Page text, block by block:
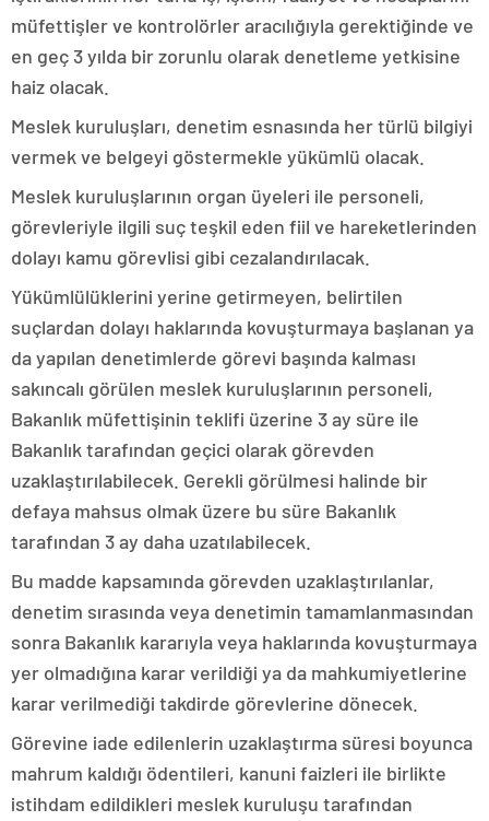
müfettişler ve kontrolörler aracılığıyla gerektiğinde ve
en geç 3 yılda bir zorunlu olarak denetleme yetkisine
haiz olacak.
Meslek kuruluşları, denetim esnasında her türlü bilgiyi
vermek ve belgeyi göstermekle yükümlü olacak.
Meslek kuruluşlarının organ üyeleri ile personeli,
görevleriyle ilgili suç teşkil eden fiil ve hareketlerinden
dolayı kamu görevlisi gibi cezalandırılacak.
Yükümlülüklerini yerine getirmeyen, belirtilen
suçlardan dolayı haklarında kovuşturmaya başlanan ya
da yapılan denetimlerde görevi başında kalması
sakıncalı görülen meslek kuruluşlarının personeli,
Bakanlık müfettişinin teklifi üzerine 3 ay süre ile
Bakanlık tarafından geçici olarak görevden
uzaklaştırılabilecek. Gerekli görülmesi halinde bir
defaya mahsus olmak üzere bu süre Bakanlık
tarafından 3 ay daha uzatılabilecek.
Bu madde kapsamında görevden uzaklaştırılanlar,
denetim sırasında veya denetimin tamamlanmasından
sonra Bakanlık kararıyla veya haklarında kovuşturmaya
yer olmadığına karar verildiği ya da mahkumiyetlerine
karar verilmediği takdirde görevlerine dönecek.
Görevine iade edilenlerin uzaklaştırma süresi boyunca
mahrum kaldığı ödentileri, kanuni faizleri ile birlikte
istihdam edildikleri meslek kuruluşu tarafından